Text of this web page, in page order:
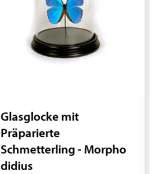
Glasglocke mit
Präparierte
Schmetterling - Morpho
didius